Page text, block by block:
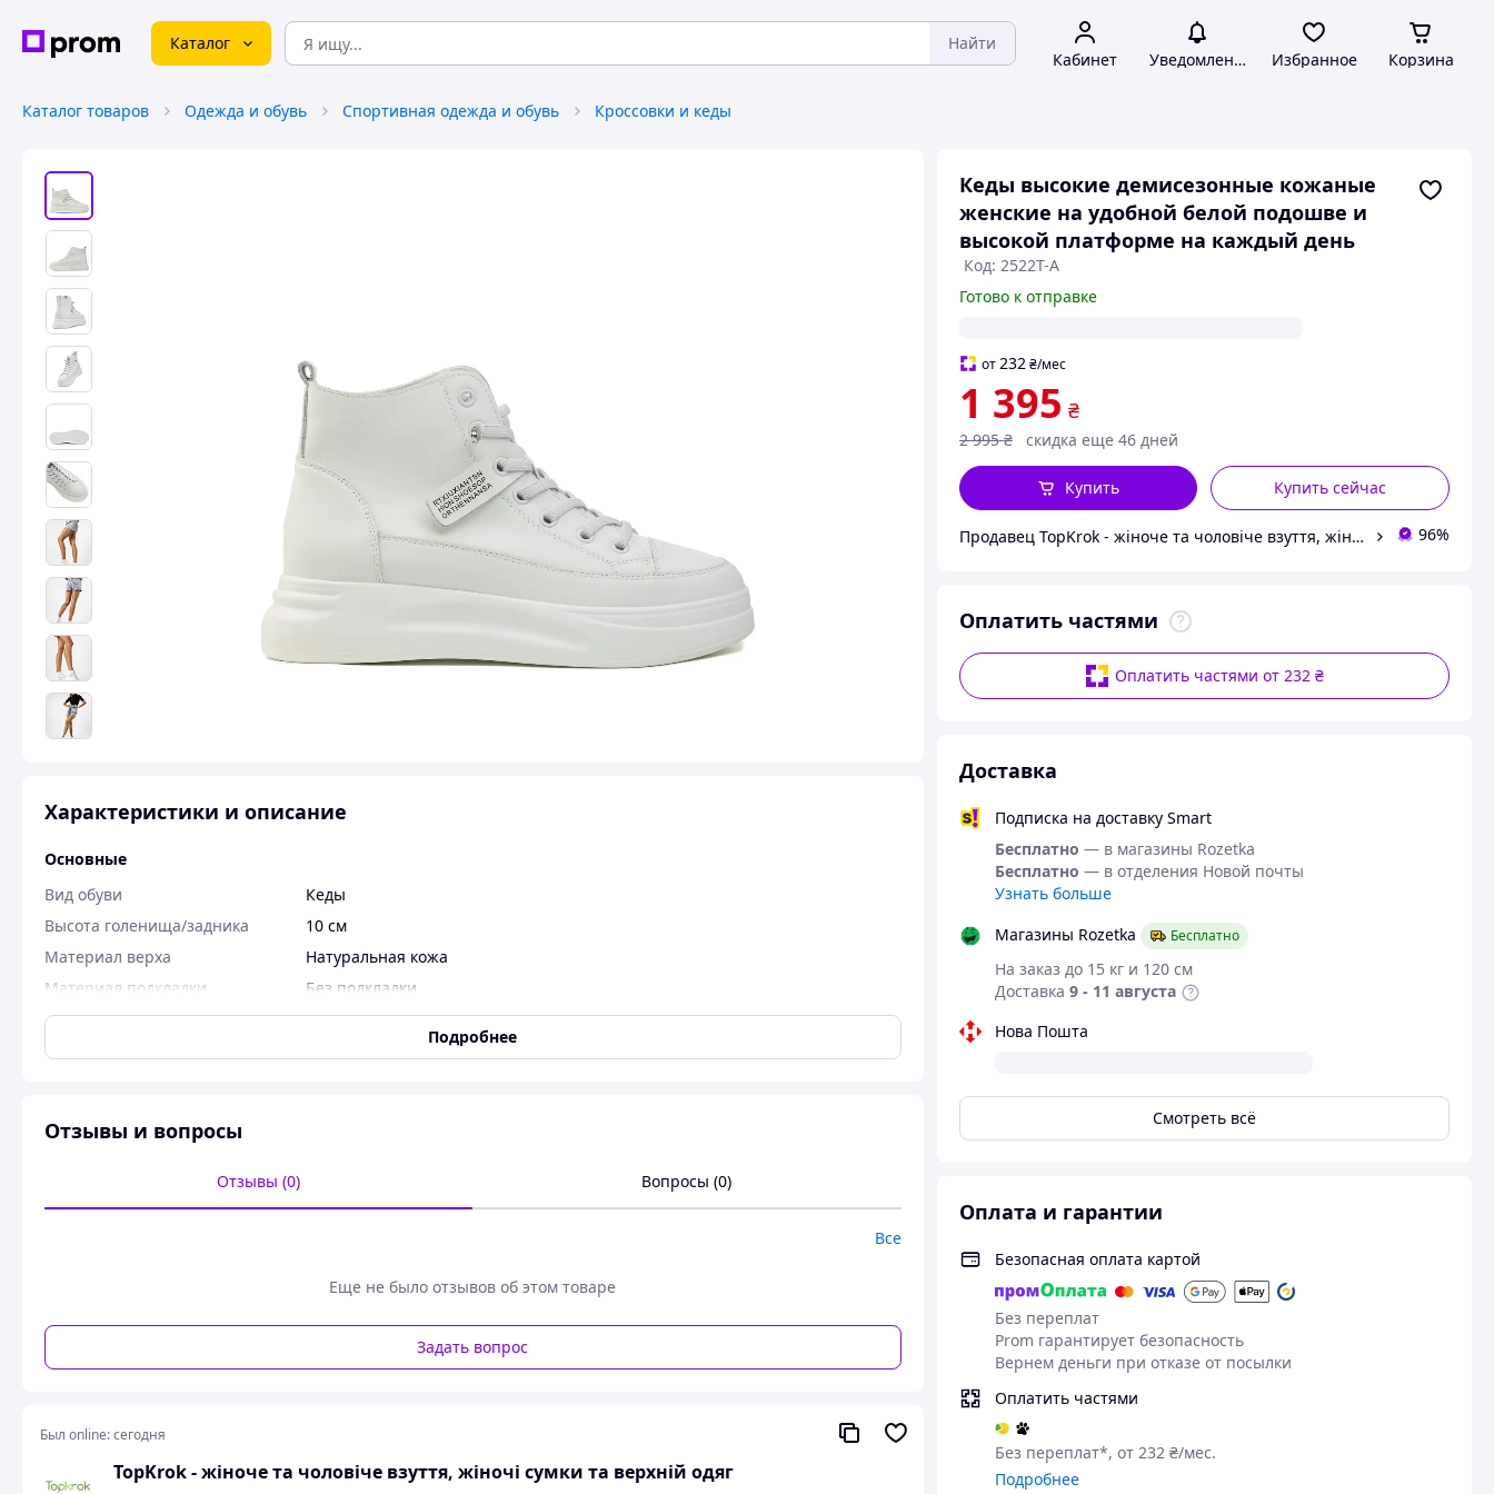
Каталог Найти
Кабинет Уведомления Избранное Корзина
Каталог товаров Одежда и обувь Спортивная одежда и обувь Кроссовки и кеды
Кеды высокие демисезонные кожаные
женские на удобной белой подошве и
высокой платформе на каждый день
Код: 2522Т-А
Готово к отправке
от232 ₴/мес
1 395 ₴
2 995 ₴ скидка еще 46 дней
Купить сейчас
Купить
Продавец TopKrok - жіноче та чоловіче взуття, жіночі сумки та верхній одяг 96%
Оплатить частями
Оплатить частями от 232 ₴
Доставка
Подписка на доставку Smart
Бесплатно — в магазины Rozetka
Бесплатно — в отделения Новой почты
Узнать больше
Магазины Rozetka
Бесплатно
На заказ до 15 кг и 120 см
Доставка 9 - 11 августа
Нова Пошта
Смотреть всё
Оплата и гарантии
Безопасная оплата картой
Без переплат
Prom гарантирует безопасность
Вернем деньги при отказе от посылки
Оплатить частями
Без переплат*, от 232 ₴/мес.
Подробнее
Характеристики и описание
Основные
Вид обуви
Кеды
Высота голенища/задника
10 см
Материал верха
Натуральная кожа
Материал подкладки
Без подкладки
Размер женской обуви
36
Страна производитель
Застежка
Шнуровки
Сезон
Высота платформы: 3
Подробнее
Отзывы и вопросы
Отзывы (0) Вопросы (0)
Все
Еще не было отзывов об этом товаре
Задать вопрос
Был online:сегодня
TopKrok - жіноче та чоловіче взуття, жіночі сумки та верхній одяг